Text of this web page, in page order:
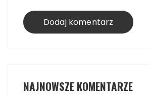
NAJNOWSZE KOMENTARZE